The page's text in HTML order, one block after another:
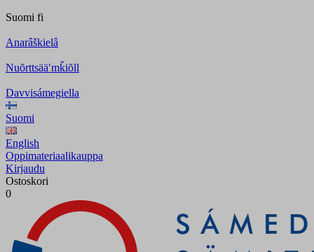
Suomi fi
Anarâškielâ
Nuõrttsääʹmǩiõll
Davvisámegiella
Suomi
English
Oppimateriaalikauppa
Kirjaudu
Ostoskori
0